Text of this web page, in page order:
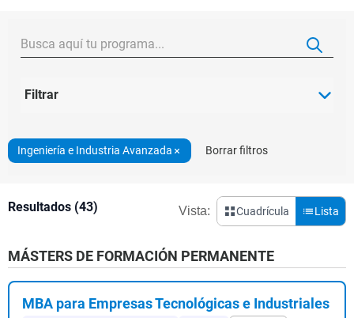
Filtrar
Ingeniería e Industria Avanzada Borrar filtros
Resultados (43) Vista: Cuadrícula Lista
MÁSTERS DE FORMACIÓN PERMANENTE
MBA para Empresas Tecnológicas e Industriales